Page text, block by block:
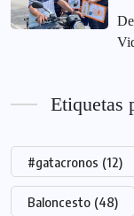
Etiquetas
#gatacronos (12)
Baloncesto (48)